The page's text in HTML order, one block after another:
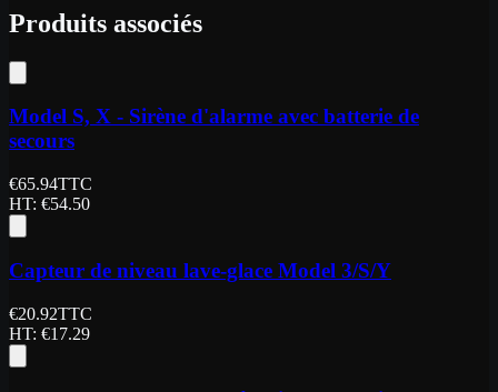
Produits associés
Model S, X - Sirène d'alarme avec batterie de
secours
€65.94TTC
HT: €54.50
Capteur de niveau lave-glace Model 3/S/Y
€20.92TTC
HT: €17.29